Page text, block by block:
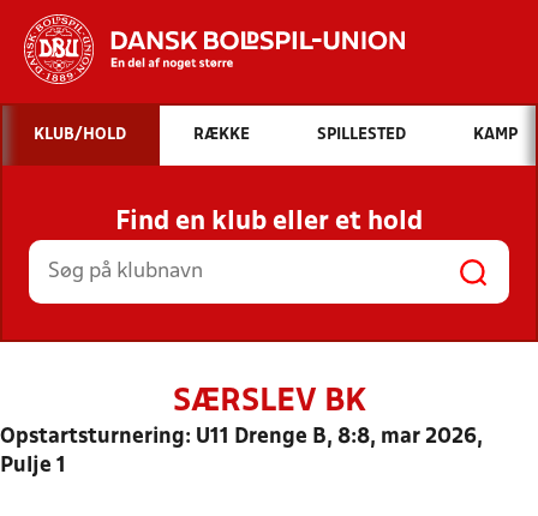
Hvad vil du søge efter?
INDHOLD OG NYHEDER
STILLINGER, RESULTATER, KLUBBER OG
HOLD
KLUB/HOLD RÆKKE SPILLESTED KAMP
Find en klub eller et hold
SÆRSLEV BK
Opstartsturnering: U11 Drenge B, 8:8, mar 2026,
Pulje 1